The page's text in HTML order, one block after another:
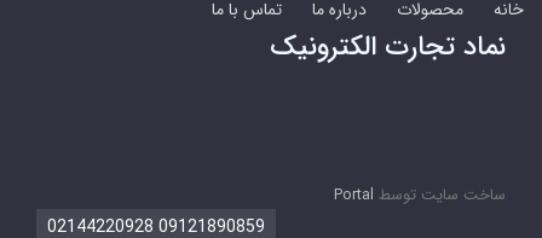
خانه محصولات درباره ما تماس با ما
نماد تجارت الکترونیک
ساخت سایت توسط Portal
09121890859 02144220928